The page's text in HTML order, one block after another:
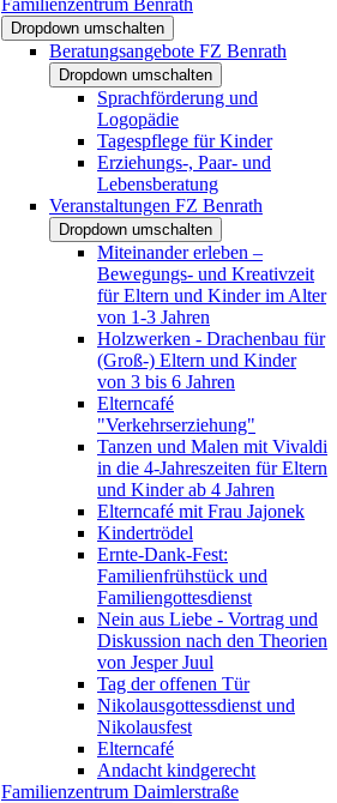
Dropdown umschalten
Beratungsangebote FZ Benrath
Dropdown umschalten
Sprachförderung und
Logopädie
Tagespflege für Kinder
Erziehungs-, Paar- und
Lebensberatung
Veranstaltungen FZ Benrath
Dropdown umschalten
Miteinander erleben –
Bewegungs- und Kreativzeit
für Eltern und Kinder im Alter
von 1-3 Jahren
Holzwerken - Drachenbau für
(Groß-) Eltern und Kinder
von 3 bis 6 Jahren
Elterncafé
"Verkehrserziehung"
Tanzen und Malen mit Vivaldi
in die 4-Jahreszeiten für Eltern
und Kinder ab 4 Jahren
Elterncafé mit Frau Jajonek
Kindertrödel
Ernte-Dank-Fest:
Familienfrühstück und
Familiengottesdienst
Nein aus Liebe - Vortrag und
Diskussion nach den Theorien
von Jesper Juul
Tag der offenen Tür
Nikolausgottessdienst und
Nikolausfest
Elterncafé
Andacht kindgerecht
Familienzentrum Daimlerstraße